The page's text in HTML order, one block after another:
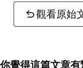
觀看原始
你覺得這篇文章有